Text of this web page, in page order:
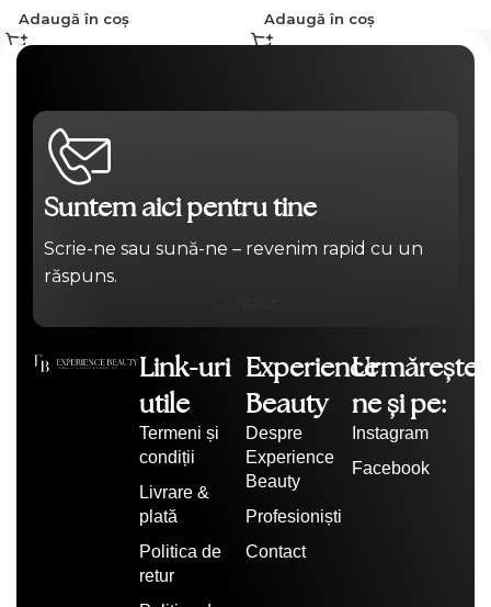
Adaugă în coș Adaugă în coș
Suntem aici pentru tine
Scrie-ne sau sună-ne – revenim rapid cu un
răspuns.
Link-uri
utile
Termeni și
condiții
Livrare &
plată
Politica de
retur
Experience
Beauty
Despre
Experience
Beauty
Profesioniști
Contact
Urmărește-
ne și pe:
Instagram
Facebook